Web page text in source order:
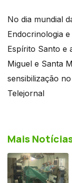
No dia mundial
Endocrinologia
Espírito Santo e
Miguel e Santa
sensibilização
Telejornal
Mais